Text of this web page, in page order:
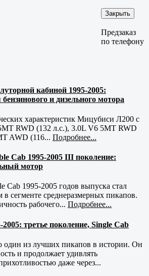
Закрыть
Предзаказ
по телефону
кабиной 1995-2005:
и дизельного мотора
характеристик Мицубиси Л200 с
RWD (132 л.с.), 3.0L V6 5MT RWD
AWD (116... Подробнее...
Cab 1995-2005 III поколение:
мотор
Cab 1995-2005 годов выпуска стал
сегменте среднеразмерных пикапов.
рабочего... Подробнее...
третье поколение, Single Cab
один из лучших пикапов в истории. Он
и продолжает удивлять
даже через...